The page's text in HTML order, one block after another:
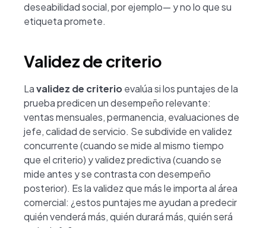
deseabilidad social, por ejemplo— y no lo que su
etiqueta promete.
Validez de criterio
Lavalidez de criterioevalúa si los puntajes de la
prueba predicen un desempeño relevante:
ventas mensuales, permanencia, evaluaciones de
jefe, calidad de servicio. Se subdivide en validez
concurrente (cuando se mide al mismo tiempo
que el criterio) y validez predictiva (cuando se
mide antes y se contrasta con desempeño
posterior). Es la validez que más le importa al área
comercial: ¿estos puntajes me ayudan a predecir
quién venderá más, quién durará más, quién será